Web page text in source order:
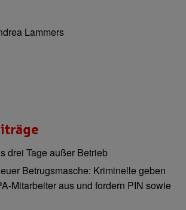
Lammers
drei Tage außer Betrieb
Betrugsmasche: Kriminelle geben
Mitarbeiter aus und fordern PIN sowie